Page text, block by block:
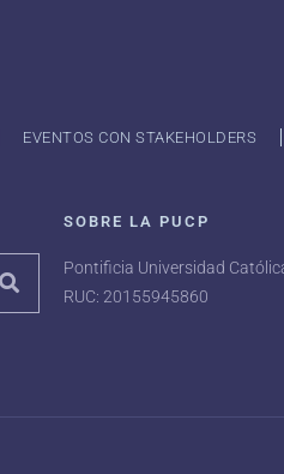
EVENTOS CON STAKEHOLDERS
SOBRE LA PUCP
Pontificia Universidad
RUC: 20155945860